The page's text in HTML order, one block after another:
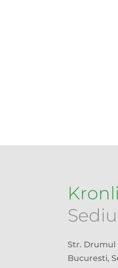
Str. Drumul
Bucuresti,